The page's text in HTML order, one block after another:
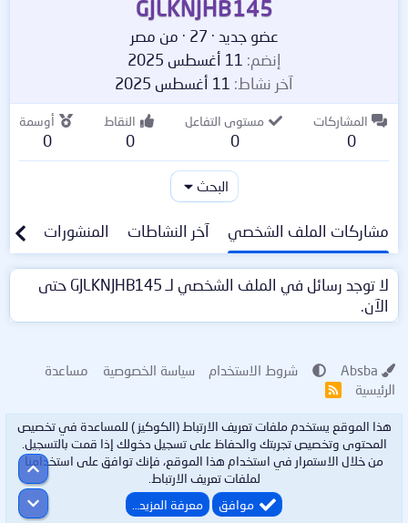
GJLKNJHB145
عضو جديد ·
· من مصر
إنضم 11 أغسطس 2025
آخر نشاط 11 أغسطس 2025
المشاركات
0
مستوى التفاعل
0
النقاط
0
أوسمة
0
البحث
مشاركات الملف الشخصي آخر النشاطات المنشورات
لا توجد رسائل في الملف الشخصي لـ GJLKNJHB145 حتى
الآن.
شروط الاستخدام سياسة الخصوصية
مساعدة
الرئيسية
R
هذا الموقع يستخدم ملفات تعريف الارتباط (الكوكيز ) للمساعدة في تخصيص
المحتوى وتخصيص تجربتك والحفاظ على تسجيل دخولك إذا قمت بالتسجيل.
من خلال الاستمرار في استخدام هذا الموقع، فإنك توافق على استخدامنا
لملفات تعريف الارتباط.
موافق
معرفة المزيد…
أعلى